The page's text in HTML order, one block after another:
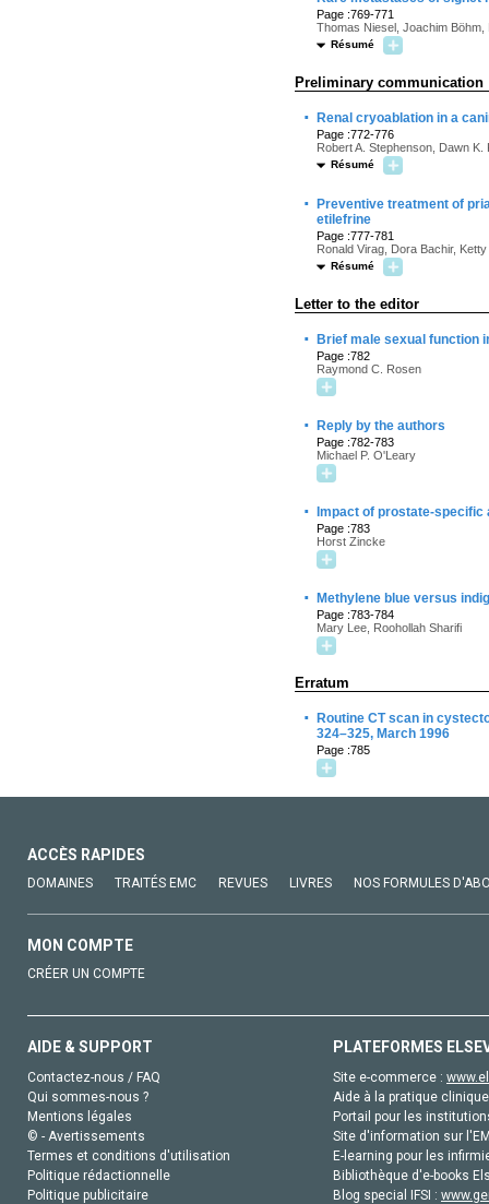
Page :769-771
Thomas Niesel, Joachim
Résumé
Preliminary communication
· Renal cryoablation in a
Page :772-776
Robert A. Stephenson, Dawn K.
Résumé
·
Preventive treatment of
etilefrine
Page :777-781
Ronald Virag, Dora Bachir,
Résumé
Letter to the editor
· Brief male sexual function
Page :782
Raymond C. Rosen
· Reply by the authors
Page :782-783
Michael P. O'Leary
· Impact of prostate-
Page :783
Horst Zincke
· Methylene blue versus
Page :783-784
Mary Lee, Roohollah Sharifi
Erratum
·
Routine CT scan in
324–325, March 1996
Page :785
ACCÈS RAPIDES
DOMAINES TRAITÉS EMC REVUES LIVRES NOS FORMULES
MON COMPTE
CRÉER UN COMPTE
AIDE & SUPPORT
Contactez-nous / FAQ
Qui sommes-nous ?
Mentions légales
© - Avertissements
Termes et conditions d'utilisation
Politique rédactionnelle
Politique publicitaire
PLATEFORMES
Site e-commerce :
Aide à la pratique
Portail pour les
Site d'information sur
E-learning pour les
Bibliothèque d'e-books
Blog special IFSI :